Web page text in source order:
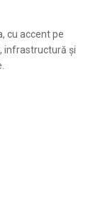
cu accent pe
infrastructură și